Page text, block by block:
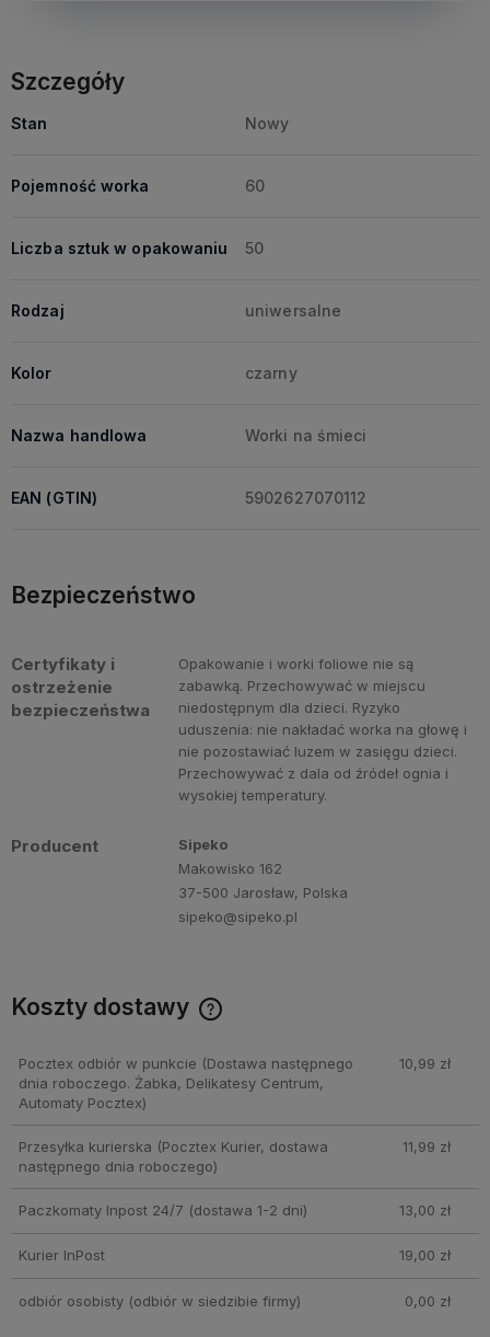
Szczegóły
Stan Nowy
Pojemność worka 60
Liczba sztuk w opakowaniu 50
Rodzaj uniwersalne
Kolor czarny
Nazwa handlowa Worki na śmieci
EAN (GTIN) 5902627070112
Bezpieczeństwo
Certyfikaty i
ostrzeżenie
bezpieczeństwa
Opakowanie i worki foliowe nie są
zabawką. Przechowywać w miejscu
niedostępnym dla dzieci. Ryzyko
uduszenia: nie nakładać worka na głowę i
nie pozostawiać luzem w zasięgu dzieci.
Przechowywać z dala od źródeł ognia i
wysokiej temperatury.
Producent
Sipeko
Makowisko 162
37-500 Jarosław, Polska
sipeko@sipeko.pl
Koszty dostawy
Pocztex odbiór w punkcie (Dostawa następnego
dnia roboczego. Żabka, Delikatesy Centrum,
Automaty Pocztex)
10,99 zł
Przesyłka kurierska (Pocztex Kurier, dostawa
następnego dnia roboczego)
11,99 zł
Paczkomaty Inpost 24/7 (dostawa 1-2 dni) 13,00 zł
Kurier InPost 19,00 zł
odbiór osobisty(odbiór w siedzibie firmy) 0,00 zł